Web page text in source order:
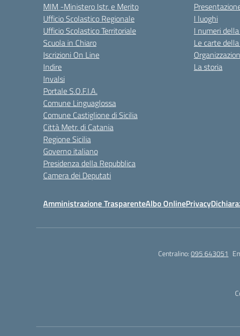
MIM -Ministero Istr. e Merito
Ufficio Scolastico Regionale
Ufficio Scolastico Territoriale
Scuola in Chiaro
Iscrizioni On Line
Indire
Invalsi
Portale S.O.F.I.A.
Comune Linguaglossa
Comune Castiglione di Sicilia
Città Metr. di Catania
Regione Sicilia
Governo italiano
Presidenza della Repubblica
Camera dei Deputati
I luoghi
I numeri
Le carte
La storia
Amministrazione TrasparenteAlbo OnlinePrivacy
Centralino:095 643051